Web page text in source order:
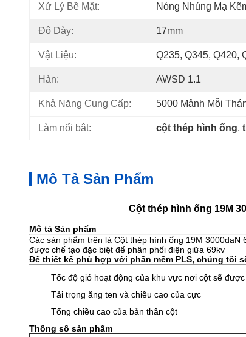
Xử Lý Bề Mặt: Nóng Nhúng Mạ
Độ Dày: 17mm
Vật Liệu: Q235, Q345, Q420,
Hàn: AWSD 1.1
Khả Năng Cung Cấp: 5000 Mảnh Mỗi
Làm nổi bật: cột thép hình ống,
Mô Tả Sản Phẩm
Cột thép hình ống 19M
Mô tả Sản phẩm
Các sản phẩm trên là Cột thép hình ống 19M 3000daN
được chế tạo đặc biệt để phân phối điện giữa 69kv
Để thiết kế phù hợp với phần mềm PLS, chúng tôi
Tốc độ gió hoạt động của khu vực nơi cột sẽ
Tải trọng ăng ten và chiều cao của cực
Tổng chiều cao của bản thân cột
Thông số sản phẩm